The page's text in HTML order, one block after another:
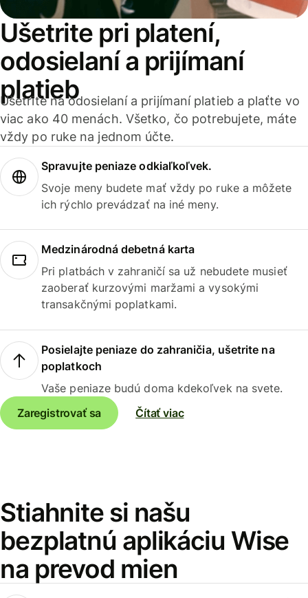
Ušetrite pri platení,
odosielaní a prijímaní
platieb
Ušetrite na odosielaní a prijímaní platieb a plaťte vo
viac ako 40 menách. Všetko, čo potrebujete, máte
vždy po ruke na jednom účte.
Spravujte peniaze odkiaľkoľvek.
Svoje meny budete mať vždy po ruke a môžete
ich rýchlo prevádzať na iné meny.
Medzinárodná debetná karta
Pri platbách v zahraničí sa už nebudete musieť
zaoberať kurzovými maržami a vysokými
transakčnými poplatkami.
Posielajte peniaze do zahraničia, ušetrite na
poplatkoch
Vaše peniaze budú doma kdekoľvek na svete.
Zaregistrovať sa
Čítať viac
Stiahnite si našu
bezplatnú aplikáciu Wise
na prevod mien